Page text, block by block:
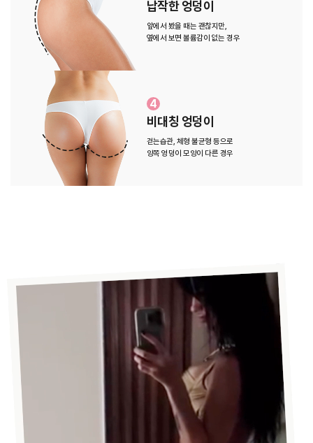
납작한 엉덩이
앞에서 봤을 때는 괜찮지만,
옆에서 보면 볼륨감이 없는 경우
4
비대칭 엉덩이
걷는습관, 체형 불균형 등으로
양쪽 엉덩이 모양이 다른 경우